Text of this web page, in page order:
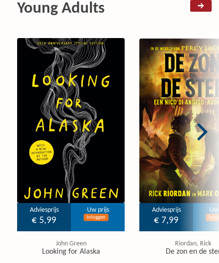
Young Adults
Adviesprijs
€ 5,99
Uw prijs
Inloggen
John Green
Looking for Alaska
Adviesprijs
€ 7,99
Riordan, Rick
De zon en de